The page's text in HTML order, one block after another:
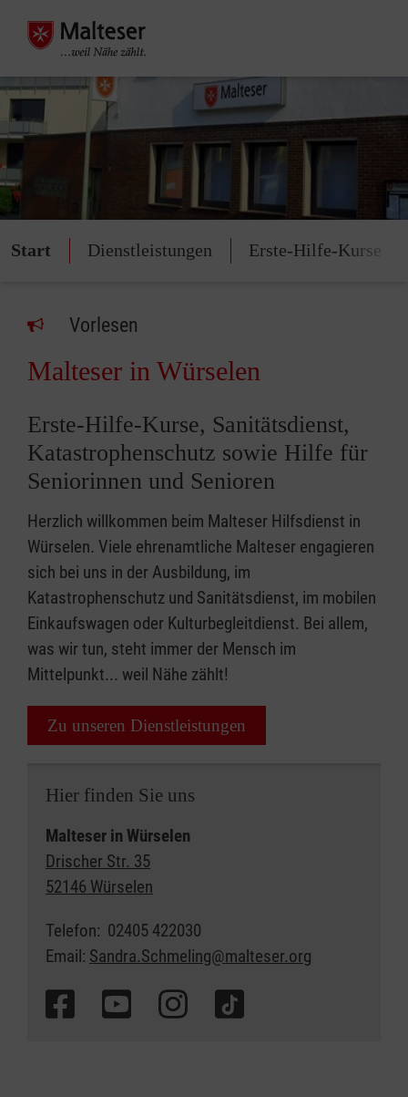
Start Dienstleistungen Erste-Hilfe-Kurse
Vorlesen
Malteser in Würselen
Erste-Hilfe-Kurse, Sanitätsdienst,
Katastrophenschutz sowie Hilfe für
Seniorinnen und Senioren
Herzlich willkommen beim Malteser Hilfsdienst in
Würselen. Viele ehrenamtliche Malteser engagieren
sich bei uns in der Ausbildung, im
Katastrophenschutz und Sanitätsdienst, im mobilen
Einkaufswagen oder Kulturbegleitdienst. Bei allem,
was wir tun, steht immer der Mensch im
Mittelpunkt... weil Nähe zählt!
Zu unseren Dienstleistungen
Hier finden Sie uns
Malteser in Würselen
Drischer Str. 35
52146 Würselen
Telefon: 02405 422030
Email: Sandra.Schmeling@malteser.org